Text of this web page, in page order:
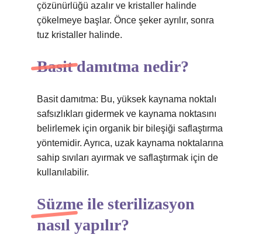
çözünürlüğü azalır ve kristaller halinde
çökelmeye başlar. Önce şeker ayrılır, sonra
tuz kristaller halinde.
Basit damıtma nedir?
Basit damıtma: Bu, yüksek kaynama noktalı
safsızlıkları gidermek ve kaynama noktasını
belirlemek için organik bir bileşiği saflaştırma
yöntemidir. Ayrıca, uzak kaynama noktalarına
sahip sıvıları ayırmak ve saflaştırmak için de
kullanılabilir.
Süzme ile sterilizasyon
nasıl yapılır?